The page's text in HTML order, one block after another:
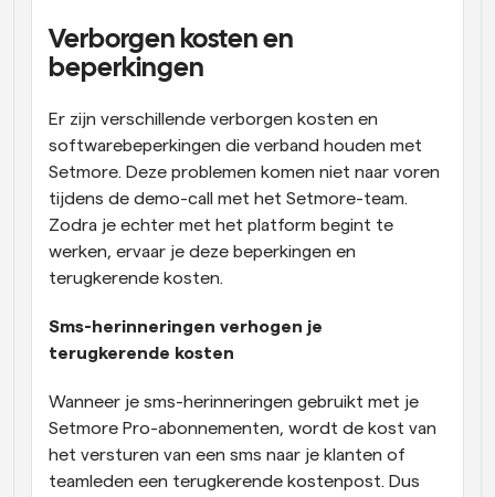
Verborgen kosten en
beperkingen
Er zijn verschillende verborgen kosten en
softwarebeperkingen die verband houden met
Setmore. Deze problemen komen niet naar voren
tijdens de demo-call met het Setmore-team.
Zodra je echter met het platform begint te
werken, ervaar je deze beperkingen en
terugkerende kosten.
Sms-herinneringen verhogen je
terugkerende kosten
Wanneer je sms-herinneringen gebruikt met je
Setmore Pro-abonnementen, wordt de kost van
het versturen van een sms naar je klanten of
teamleden een terugkerende kostenpost. Dus